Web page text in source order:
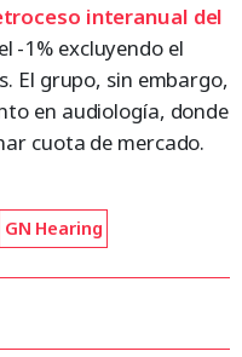
interanual del
-1% excluyendo el
El grupo, sin embargo,
en audiología, donde
cuota de mercado.
GN Hearing